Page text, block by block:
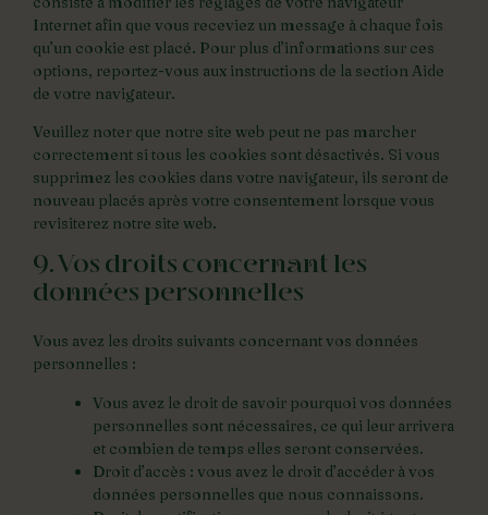
Internet afin que vous receviez un message à chaque fois
qu’un cookie est placé. Pour plus d’informations sur ces
options, reportez-vous aux instructions de la section Aide
de votre navigateur.
Veuillez noter que notre site web peut ne pas marcher
correctement si tous les cookies sont désactivés. Si vous
supprimez les cookies dans votre navigateur, ils seront de
nouveau placés après votre consentement lorsque vous
revisiterez notre site web.
9. Vos droits concernant les
données personnelles
Vous avez les droits suivants concernant vos données
personnelles :
Vous avez le droit de savoir pourquoi vos données
personnelles sont nécessaires, ce qui leur arrivera
et combien de temps elles seront conservées.
Droit d’accès : vous avez le droit d’accéder à vos
données personnelles que nous connaissons.